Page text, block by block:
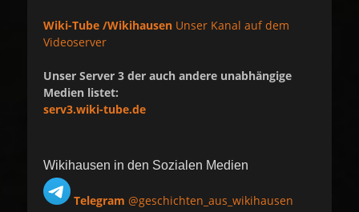
Wiki-Tube /Wikihausen Unser Kanal auf dem
Videoserver
Unser Server 3 der auch andere unabhängige
Medien listet:
serv3.wiki-tube.de
Wikihausen in den Sozialen Medien
Telegram @geschichten_aus_wikihausen